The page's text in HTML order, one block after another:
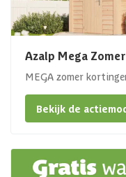
Azalp Mega
MEGA zomer
Bekijk de